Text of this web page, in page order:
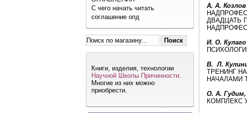
С чего начать читать
соглашение опд
Книги, изделия, технологии
Научной Школы Причинности.
Многие из них можно
приобрести.
А. А.
ДВАДЦАТЬ
И. О. Кулаго
B. Л.
ТРЕНИНГ
НАЧАЛАМИ
О. А. Гудим,
КОМПЛЕКС